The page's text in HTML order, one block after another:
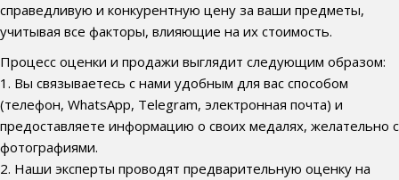
справедливую и конкурентную цену за ваши предметы,
учитывая все факторы, влияющие на их стоимость.
Процесс оценки и продажи выглядит следующим образом:
1. Вы связываетесь с нами удобным для вас способом
(телефон, WhatsApp, Telegram, электронная почта) и
предоставляете информацию о своих медалях, желательно с
фотографиями.
2. Наши эксперты проводят предварительную оценку на